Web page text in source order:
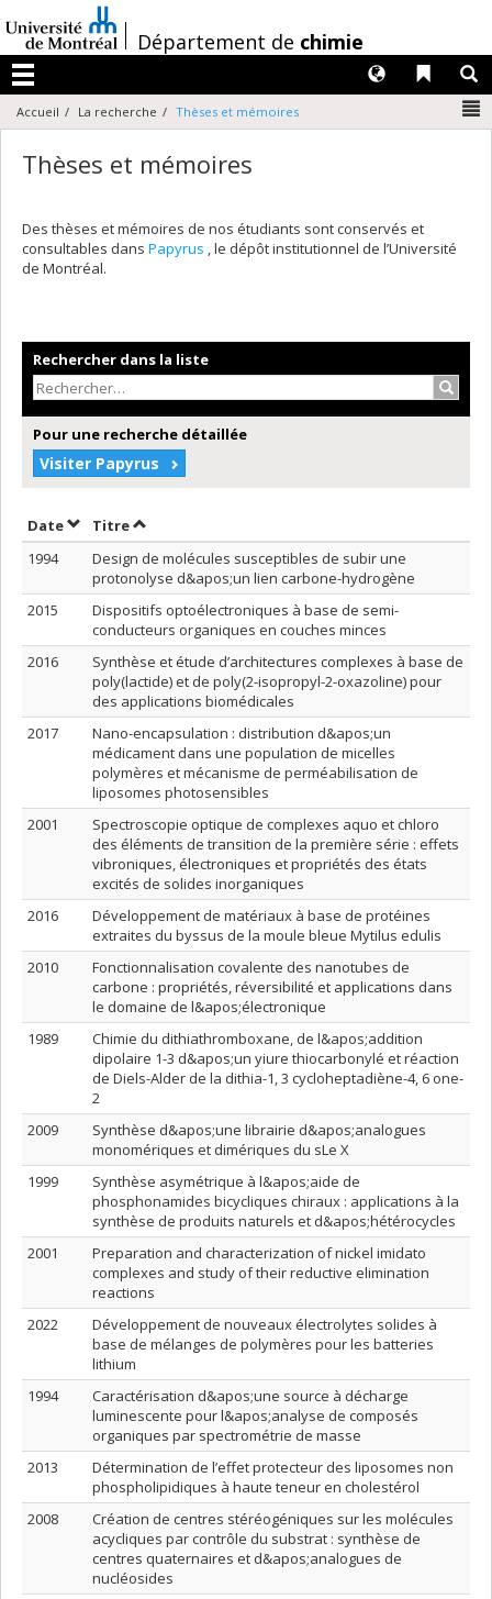
au
contenu
/Département de chimie
Menu
Liens
Langues
Accueil La recherche Thèses et mémoires
Thèses et mémoires
Des thèses et mémoires de nos étudiants sont conservés et
consultables dans Papyrus , le dépôt institutionnel de l’Université
de Montréal.
Rechercher dans la liste
Pour une recherche détaillée
Visiter Papyrus
DateTrier par date en ordre croissant
TitreTrier par titre en ordre croissant
1994
Design de molécules susceptibles de subir une
protonolyse d&apos;un lien carbone-hydrogène
2015
Dispositifs optoélectroniques à base de semi-
conducteurs organiques en couches minces
2016
Synthèse et étude d’architectures complexes à base de
poly(lactide) et de poly(2-isopropyl-2-oxazoline) pour
des applications biomédicales
2017
Nano-encapsulation : distribution d&apos;un
médicament dans une population de micelles
polymères et mécanisme de perméabilisation de
liposomes photosensibles
2001
Spectroscopie optique de complexes aquo et chloro
des éléments de transition de la première série : effets
vibroniques, électroniques et propriétés des états
excités de solides inorganiques
2016
Développement de matériaux à base de protéines
extraites du byssus de la moule bleue Mytilus edulis
2010
Fonctionnalisation covalente des nanotubes de
carbone : propriétés, réversibilité et applications dans
le domaine de l&apos;électronique
1989
Chimie du dithiathromboxane, de l&apos;addition
dipolaire 1-3 d&apos;un yiure thiocarbonylé et réaction
de Diels-Alder de la dithia-1, 3 cycloheptadiène-4, 6 one-
2
2009
Synthèse d&apos;une librairie d&apos;analogues
monomériques et dimériques du sLe X
1999
Synthèse asymétrique à l&apos;aide de
phosphonamides bicycliques chiraux : applications à la
synthèse de produits naturels et d&apos;hétérocycles
2001
Preparation and characterization of nickel imidato
complexes and study of their reductive elimination
reactions
2022
Développement de nouveaux électrolytes solides à
base de mélanges de polymères pour les batteries
lithium
1994
Caractérisation d&apos;une source à décharge
luminescente pour l&apos;analyse de composés
organiques par spectrométrie de masse
2013
Détermination de l’effet protecteur des liposomes non
phospholipidiques à haute teneur en cholestérol
2008
Création de centres stéréogéniques sur les molécules
acycliques par contrôle du substrat : synthèse de
centres quaternaires et d&apos;analogues de
nucléosides